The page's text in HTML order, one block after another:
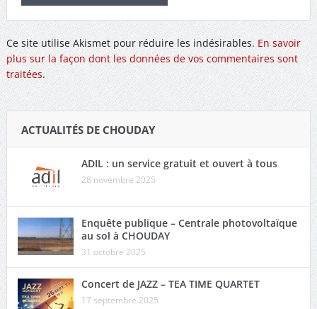
Ce site utilise Akismet pour réduire les indésirables.En savoir
plus sur la façon dont les données de vos commentaires sont
traitées.
ACTUALITÉS DE CHOUDAY
ADIL : un service gratuit et ouvert à tous
28 novembre 2025
Enquête publique – Centrale photovoltaïque
au sol à CHOUDAY
31 octobre 2025
Concert de JAZZ – TEA TIME QUARTET
17 septembre 2025